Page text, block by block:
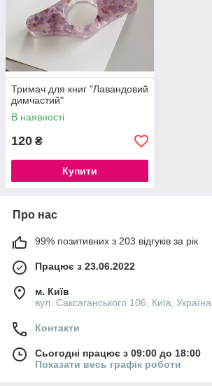
Тримач для книг "Лавандовий
димчастий"
В наявності
120 ₴
Купити
Про нас
99% позитивних з 203 відгуків за рік
Працює з 23.06.2022
м. Київ
вул. Саксаганського 106, Київ, Україна
Контакти
Сьогодні працює з 09:00 до 18:00
Показати весь графік роботи